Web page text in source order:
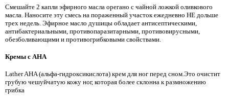
Смешайте 2 капли эфирного масла орегано с чайной ложкой оливкового
масла. Наносите эту смесь на пораженный участок ежедневно НЕ дольше
трех недель. Эфирное масло душицы обладает антисептическими,
антибактериальными, противопаразитарными, противовирусными,
обезболивающими и противогрибковыми свойствами.
Кремы с AHA
Lather AHA (альфа-гидроксикислота) крем для ног перед сном.Это очистит
грубую чешуйчатую кожу ног, которая более склонна к размножению
грибка